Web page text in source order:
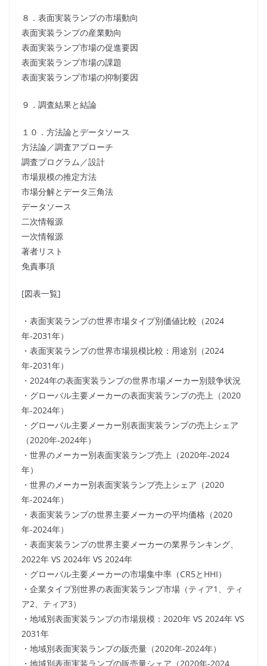
８．表面実装ランプの市場動向
表面実装ランプの産業動向
表面実装ランプ市場の促進要因
表面実装ランプ市場の課題
表面実装ランプ市場の抑制要因
９．調査結果と結論
１０．方法論とデータソース
方法論／調査アプローチ
調査プログラム／設計
市場規模の推定方法
市場分解とデータ三角法
データソース
二次情報源
一次情報源
著者リスト
免責事項
[図表一覧]
・表面実装ランプの世界市場タイプ別価値比較（2024
年-2031年）
・表面実装ランプの世界市場規模比較：用途別（2024
年-2031年）
・2024年の表面実装ランプの世界市場メーカー別競争状況
・グローバル主要メーカーの表面実装ランプの売上（2020
年-2024年）
・グローバル主要メーカー別表面実装ランプの売上シェア
（2020年-2024年）
・世界のメーカー別表面実装ランプ売上（2020年-2024
年）
・世界のメーカー別表面実装ランプ売上シェア（2020
年-2024年）
・表面実装ランプの世界主要メーカーの平均価格（2020
年-2024年）
・表面実装ランプの世界主要メーカーの業界ランキング、
2022年 VS 2024年 VS 2024年
・グローバル主要メーカーの市場集中率（CR5とHHI）
・企業タイプ別世界の表面実装ランプ市場（ティア1、ティ
ア2、ティア3）
・地域別表面実装ランプの市場規模：2020年 VS 2024年 VS
2031年
・地域別表面実装ランプの販売量（2020年-2024年）
・地域別表面実装ランプの販売量シェア（2020年-2024